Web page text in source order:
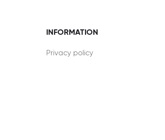
INFORMATION
Privacy policy